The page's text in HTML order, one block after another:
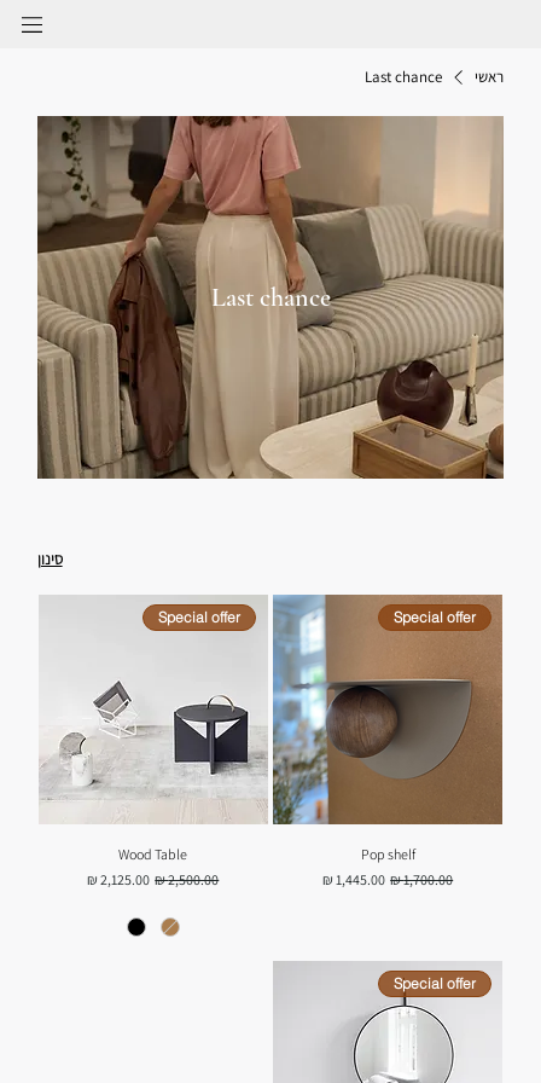
ראשי Last chance
Last chance
סינון
Special offer
Pop shelf
מחיר רגיל‏1,700.00 ‏₪ מחיר מבצע
Special offer
Wood Table
מחיר רגיל‏2,500.00 ‏₪ מחיר מבצע
Special offer